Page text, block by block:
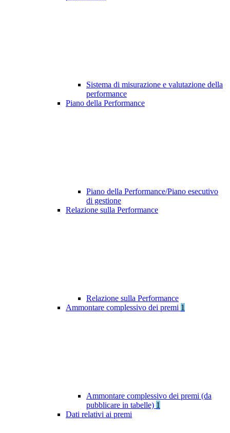
Sistema di misurazione e valutazione della
performance
Piano della Performance
Piano della Performance/Piano esecutivo
di gestione
Relazione sulla Performance
Relazione sulla Performance
Ammontare complessivo dei premi 1
Ammontare complessivo dei premi (da
pubblicare in tabelle) 1
Dati relativi ai premi